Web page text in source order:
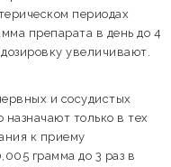
периодах
препарата в день до 4
увеличивают.
и сосудистых
только в тех
к приему
грамма до 3 раз в